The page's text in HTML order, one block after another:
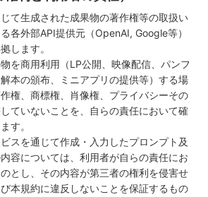
て生成された成果物の著作権等の取扱い
各外部API提供元（OpenAI, Google等）
します。
を商用利用（LP公開、映像配信、パンフ
本の頒布、ミニアプリの提供等）する場
権、商標権、肖像権、プライバシーその
ていないことを、自らの責任において確
す。
スを通じて作成・入力したプロンプト及
容については、利用者が自らの責任にお
とし、その内容が第三者の権利を侵害せ
本規約に違反しないことを保証するもの